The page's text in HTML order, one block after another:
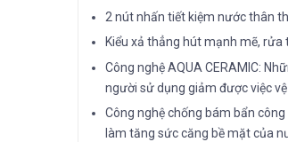
2 nút nhấn tiết kiệm nước thân
Kiểu xả thẳng hút mạnh mẽ,
Công nghệ AQUA CERAMIC:
người sử dụng giảm được việc
Công nghệ chống bám bẩn
làm tăng sức căng bề mặt của